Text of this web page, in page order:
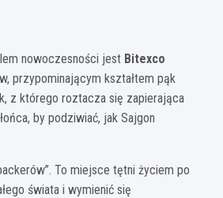
nowoczesności jest Bitexco
przypominającym kształtem pąk
z którego roztacza się zapierająca
by podziwiać, jak Sajgon
To miejsce tętni życiem po
świata i wymienić się